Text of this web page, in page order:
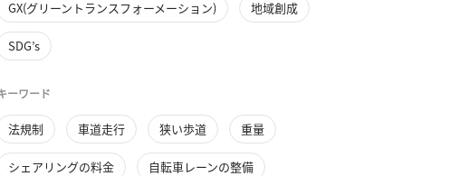
GX(グリーントランスフォーメーション) 地域創成
SDG’s
ーワード
法規制 車道走行 狭い歩道 重量
シェアリングの料金 自転車レーンの整備